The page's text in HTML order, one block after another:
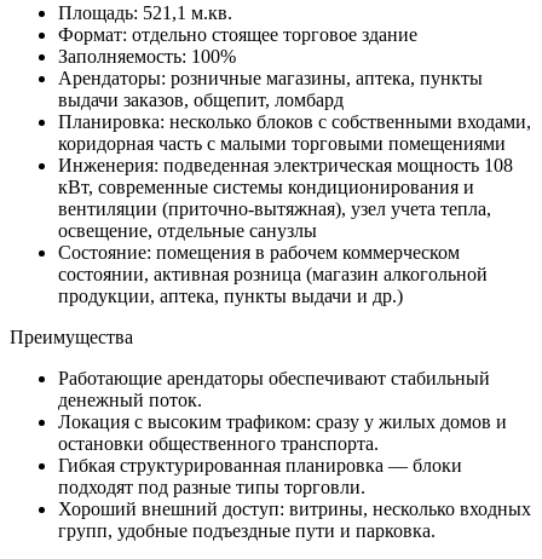
Площадь: 521,1 м.кв.
Формат: отдельно стоящее торговое здание
Заполняемость: 100%
Арендаторы: розничные магазины, аптека, пункты
выдачи заказов, общепит, ломбард
Планировка: несколько блоков с собственными входами,
коридорная часть с малыми торговыми помещениями
Инженерия: подведенная электрическая мощность 108
кВт, современные системы кондиционирования и
вентиляции (приточно-вытяжная), узел учета тепла,
освещение, отдельные санузлы
Состояние: помещения в рабочем коммерческом
состоянии, активная розница (магазин алкогольной
продукции, аптека, пункты выдачи и др.)
Преимущества
Работающие арендаторы обеспечивают стабильный
денежный поток.
Локация с высоким трафиком: сразу у жилых домов и
остановки общественного транспорта.
Гибкая структурированная планировка — блоки
подходят под разные типы торговли.
Хороший внешний доступ: витрины, несколько входных
групп, удобные подъездные пути и парковка.